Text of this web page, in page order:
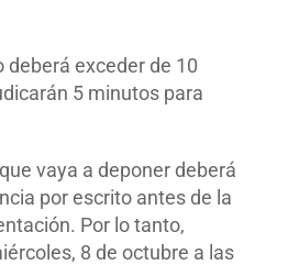
deberá exceder de 10
5 minutos para
vaya a deponer deberá
por escrito antes de la
Por lo tanto,
8 de octubre a las